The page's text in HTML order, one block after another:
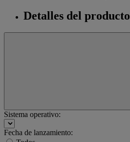
Detalles del producto
Sistema operativo:
Fecha de lanzamiento: